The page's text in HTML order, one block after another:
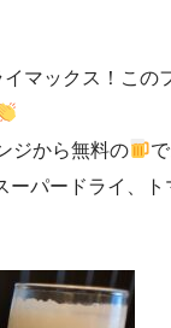
マックス！この
ジから無料の
ーパードライ、ト